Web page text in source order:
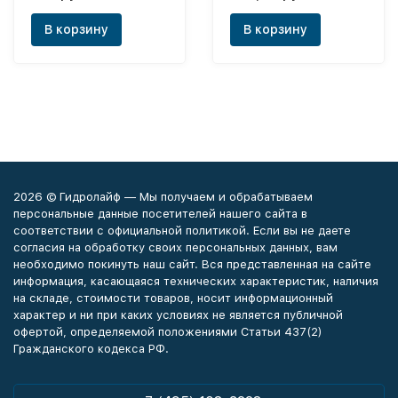
В корзину В корзину
2026 © Гидролайф — Мы получаем и обрабатываем
персональные данные посетителей нашего сайта в
соответствии с официальной политикой. Если вы не даете
согласия на обработку своих персональных данных, вам
необходимо покинуть наш сайт. Вся представленная на сайте
информация, касающаяся технических характеристик, наличия
на складе, стоимости товаров, носит информационный
характер и ни при каких условиях не является публичной
офертой, определяемой положениями Статьи 437(2)
Гражданского кодекса РФ.